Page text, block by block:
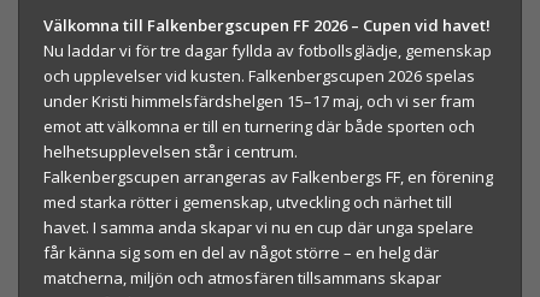
Välkomna till Falkenbergscupen FF 2026 – Cupen vid havet!
Nu laddar vi för tre dagar fyllda av fotbollsglädje, gemenskap
och upplevelser vid kusten. Falkenbergscupen 2026 spelas
under Kristi himmelsfärdshelgen 15–17 maj, och vi ser fram
emot att välkomna er till en turnering där både sporten och
helhetsupplevelsen står i centrum.
Falkenbergscupen arrangeras av Falkenbergs FF, en förening
med starka rötter i gemenskap, utveckling och närhet till
havet. I samma anda skapar vi nu en cup där unga spelare
får känna sig som en del av något större – en helg där
matcherna, miljön och atmosfären tillsammans skapar